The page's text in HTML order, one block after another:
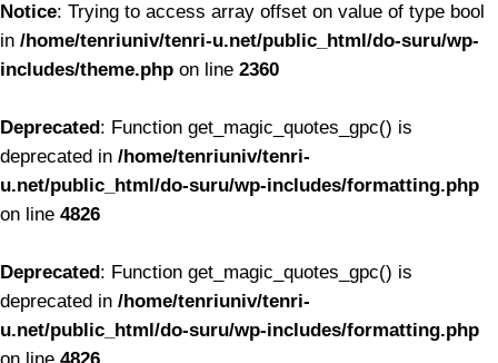
Notice: Trying to access array offset on value of type bool
in /home/tenriuniv/tenri-u.net/public_html/do-suru/wp-
includes/theme.php on line 2360
Deprecated: Function get_magic_quotes_gpc() is
deprecated in /home/tenriuniv/tenri-
u.net/public_html/do-suru/wp-includes/formatting.php
on line 4826
Deprecated: Function get_magic_quotes_gpc() is
deprecated in /home/tenriuniv/tenri-
u.net/public_html/do-suru/wp-includes/formatting.php